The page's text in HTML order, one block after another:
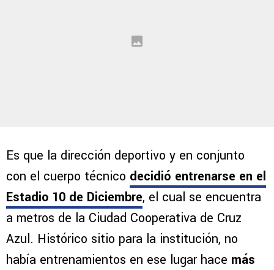
Es que la dirección deportivo y en conjunto
con el cuerpo técnico decidió entrenarse en el
Estadio 10 de Diciembre, el cual se encuentra
a metros de la Ciudad Cooperativa de Cruz
Azul. Histórico sitio para la institución, no
había entrenamientos en ese lugar hace más